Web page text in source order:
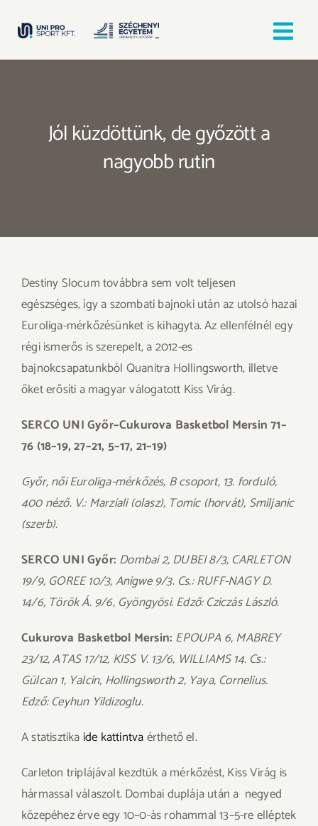
Egyesületek
Hírek, bejegyzések
Jól küzdöttünk, de győzött a
nagyobb rutin
Destiny Slocum továbbra sem volt teljesen
egészséges, így a szombati bajnoki után az utolsó hazai
Euroliga-mérkőzésünket is kihagyta. Az ellenfélnél egy
régi ismerős is szerepelt, a 2012-es
bajnokcsapatunkból Quanitra Hollingsworth, illetve
őket erősíti a magyar válogatott Kiss Virág.
SERCO UNI Győr–Cukurova Basketbol Mersin 71–
76 (18–19, 27–21, 5–17, 21–19)
Győr, női Euroliga-mérkőzés, B csoport, 13. forduló,
400 néző. V.: Marziali (olasz), Tomic (horvát), Smiljanic
(szerb).
SERCO UNI Győr: Dombai 2, DUBEI 8/3, CARLETON
19/9, GOREE 10/3, Anigwe 9/3. Cs.: RUFF-NAGY D.
14/6, Török Á. 9/6, Gyöngyösi. Edző: Cziczás László.
Cukurova Basketbol Mersin: EPOUPA 6, MABREY
23/12, ATAS 17/12, KISS V. 13/6, WILLIAMS 14. Cs.:
Gülcan 1, Yalcin, Hollingsworth 2, Yaya, Cornelius.
Edző: Ceyhun Yildizoglu.
A statisztika ide kattintvaérthető el.
Carleton triplájával kezdtük a mérkőzést, Kiss Virág is
hármassal válaszolt. Dombai duplája után a negyed
közepéhez érve egy 10–0-ás rohammal 13–5-re elléptek